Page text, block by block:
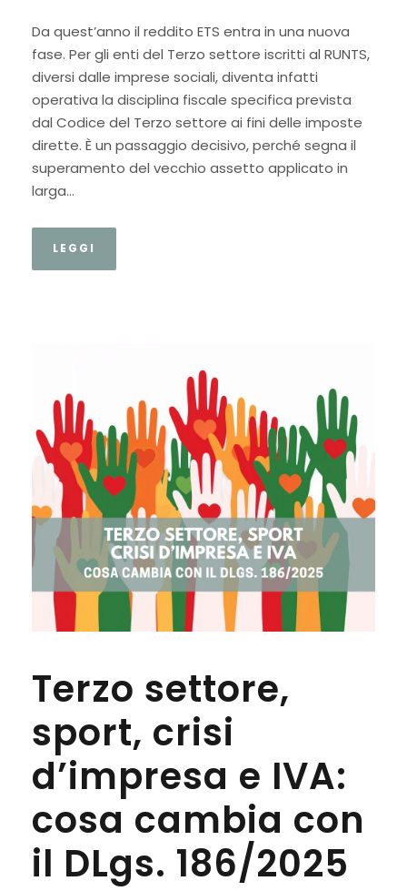
Da quest’anno il reddito ETS entra in una nuova
fase. Per gli enti del Terzo settore iscritti al RUNTS,
diversi dalle imprese sociali, diventa infatti
operativa la disciplina fiscale specifica prevista
dal Codice del Terzo settore ai fini delle imposte
dirette. È un passaggio decisivo, perché segna il
superamento del vecchio assetto applicato in
larga...
LEGGI
Terzo settore,
sport, crisi
d’impresa e IVA:
cosa cambia con
il DLgs. 186/2025